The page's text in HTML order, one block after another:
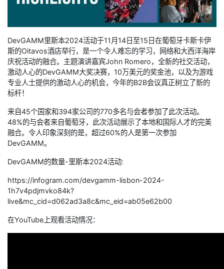
DevGAMM里斯本2024活动于11月14日至15日在葡萄牙卡斯卡伊
斯的Oitavos酒店举行，是一个令人难忘的学习，网络和大西洋海岸
庆祝活动的融合。主题演讲嘉宾John Romero，全新的社交活动，
激动人心的DevGAMM大奖决赛，10万美元的奖金池，以及为游戏
专业人士提供的激动人心的机会，今年的B2B会议真正树立了新的
标杆！
来自45个国家和394家公司的770多名与会者参加了此次活动。
48%的与会者来自葡萄牙，此次活动展示了本地和国际人才的完美
融合。令人印象深刻的是，超过60%的人是第一次参加
DevGAMM。
DevGAMM的数量-里斯本2024活动:
https://infogram.com/devgamm-lisbon-2024-
1h7v4pdjmvko84k?
live&mc_cid=d062ad3a8c&mc_eid=ab05e62b00
在YouTube上观看活动情况：